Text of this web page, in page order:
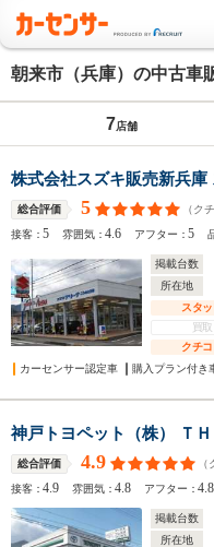
朝来市（兵庫）の中古車
7店舗
株式会社スズキ販売新兵
総合評価 5 （ク
接客：5 雰囲気：4.6 アフター：5
掲載台数
所在地
スタ
買取
クチコ
カーセンサー認定車
購入プラン付き
神戸トヨペット（株）
総合評価 4.9
接客：4.9 雰囲気：4.8 アフター：4.8
掲載台数
所在地